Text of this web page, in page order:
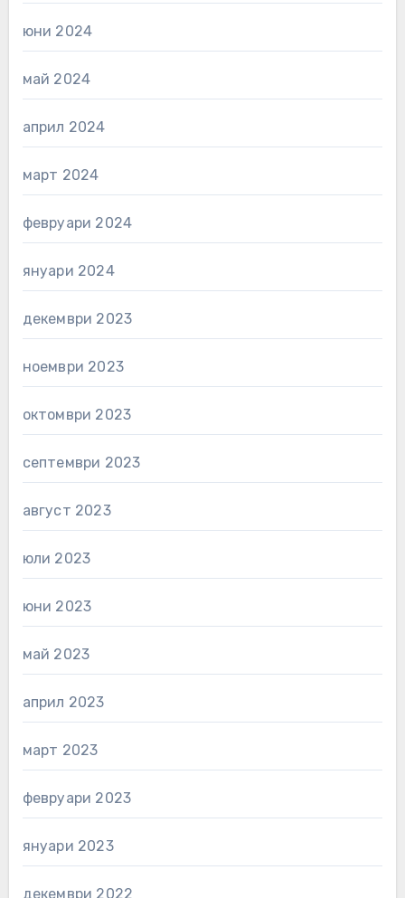
юни 2024
май 2024
април 2024
март 2024
февруари 2024
януари 2024
декември 2023
ноември 2023
октомври 2023
септември 2023
август 2023
юли 2023
юни 2023
май 2023
април 2023
март 2023
февруари 2023
януари 2023
декември 2022